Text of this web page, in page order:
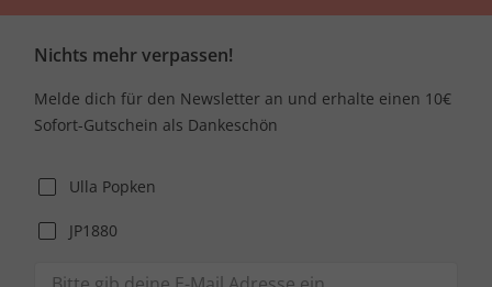
Nichts mehr verpassen!
Melde dich für den Newsletter an und erhalte einen 10€
Sofort-Gutschein als Dankeschön
Ulla Popken
JP1880